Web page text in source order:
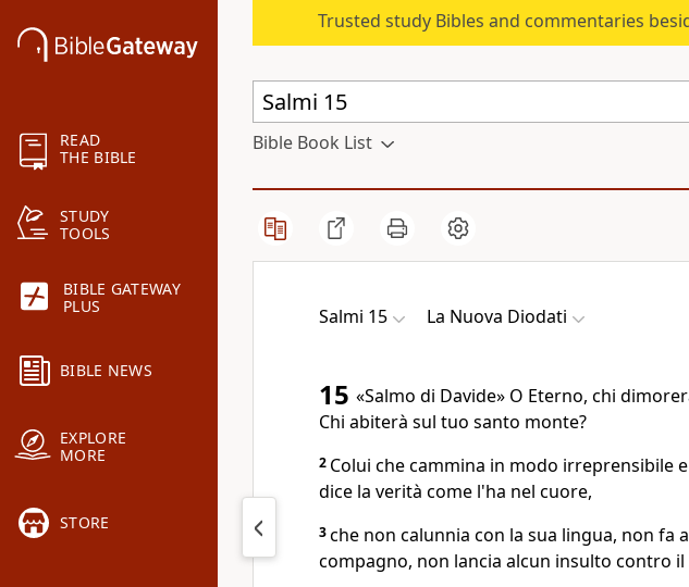
READ
THE BIBLE
STUDY
TOOLS
BIBLE GATEWAY
PLUS
BIBLE NEWS
EXPLORE
MORE
STORE
Trusted study Bibles and commentaries
Bible Book List
Salmi 15 La Nuova Diodati
15 «Salmo di Davide» O Eterno, chi
Chi abiterà sul tuo santo monte?
2 Colui che cammina in modo irreprensibile
dice la verità come l'ha nel cuore,
3che non calunnia con la sua lingua, non fa
compagno, non lancia alcun insulto contro